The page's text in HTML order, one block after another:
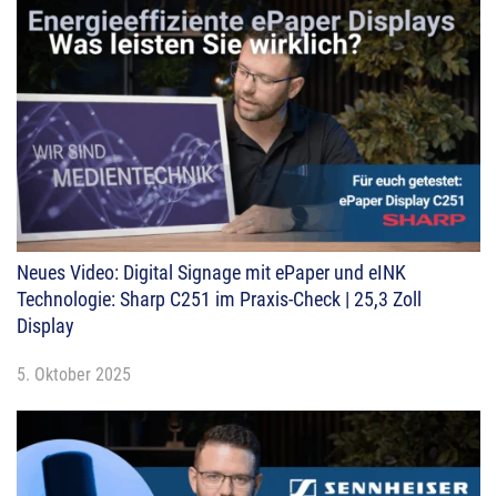
Neues Video: Digital Signage mit ePaper und eINK
Technologie: Sharp C251 im Praxis-Check | 25,3 Zoll
Display
5. Oktober 2025